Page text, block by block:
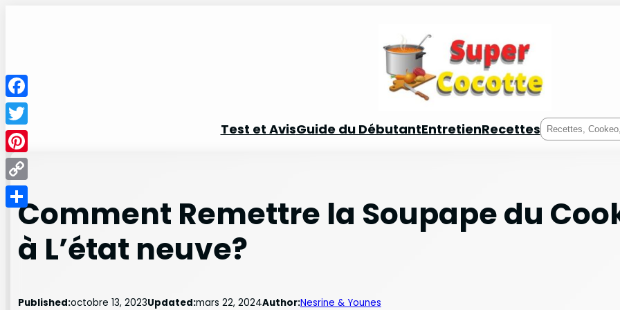
Test et AvisGuide du DébutantEntretienRecettesRechercher
Comment Remettre la Soupape du
à L’état neuve?
Published:octobre 13, 2023Updated:mars 22, 2024Author:Nesrine & Younes
Facebook
Twitter
Pinterest
Copy
Link
Partager